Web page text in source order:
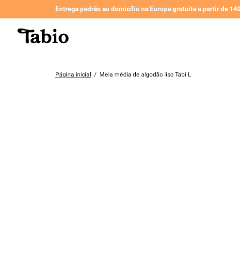
Entrega padrão ao domicílio na Europa gratuita a partir de
Página inicial / Meia média de algodão liso Tabi L